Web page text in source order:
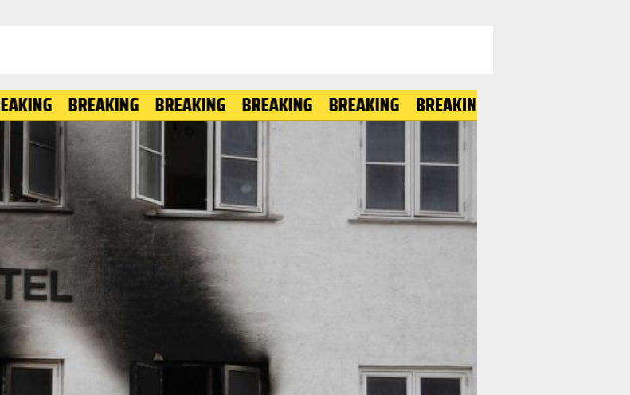
BREAKING BREAKING BREAKING BREAKING BREAKING BREAKING